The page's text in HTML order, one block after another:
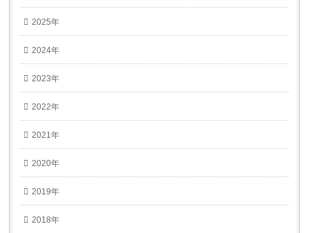
2025年
2024年
2023年
2022年
2021年
2020年
2019年
2018年